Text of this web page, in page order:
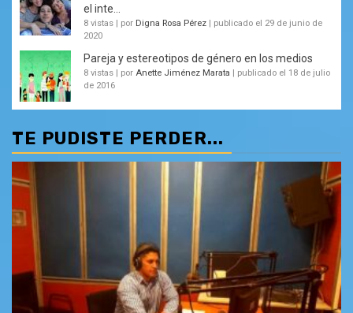
el inte...
8 vistas por Digna Rosa Pérez
publicado el 29 de junio de
2020
Pareja y estereotipos de género en los medios
8 vistas por Anette Jiménez Marata
publicado el 18 de julio
de 2016
TE PUDISTE PERDER...